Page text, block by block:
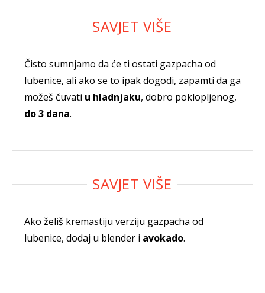
Čisto sumnjamo da će ti ostati gazpacha od
lubenice, ali ako se to ipak dogodi, zapamti da ga
možeš čuvati u hladnjaku, dobro poklopljenog,
do 3 dana.
Ako želiš kremastiju verziju gazpacha od
lubenice, dodaj u blender i avokado.